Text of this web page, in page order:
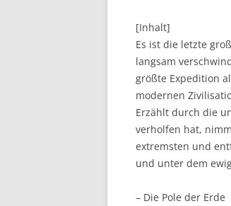
[Inhalt]
Es ist die letzte
langsam
größte Expedition
modernen
Erzählt durch die
verholfen hat,
extremsten und
und unter dem
– Die Pole der Erde